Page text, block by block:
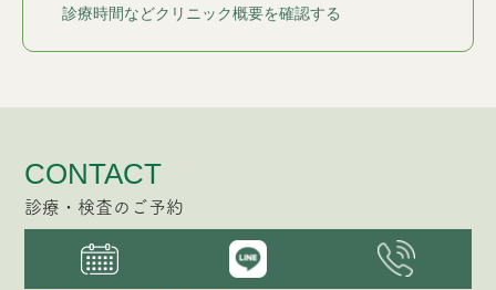
診療時間などクリニック概要を確認する
CONTACT
診療・検査のご予約